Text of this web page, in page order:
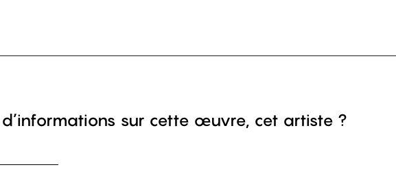
d’informations sur cette œuvre, cet artiste ?